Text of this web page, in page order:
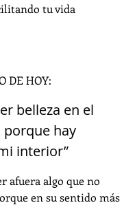
tu vida
DE HOY:
belleza en el
porque hay
interior”
afuera algo que no
en su sentido más